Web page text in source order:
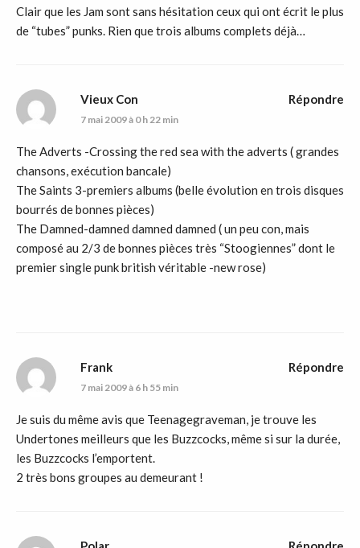
Clair que les Jam sont sans hésitation ceux qui ont écrit le plus
de “tubes” punks. Rien que trois albums complets déjà…
Vieux Con
7 mai 2009 à 0 h 22 min
The Adverts -Crossing the red sea with the adverts ( grandes
chansons, exécution bancale)
The Saints 3-premiers albums (belle évolution en trois disques
bourrés de bonnes pièces)
The Damned-damned damned damned ( un peu con, mais
composé au 2/3 de bonnes pièces très “Stoogiennes” dont le
premier single punk british véritable -new rose)
Répondre
Frank
7 mai 2009 à 6 h 55 min
Je suis du même avis que Teenagegraveman, je trouve les
Undertones meilleurs que les Buzzcocks, même si sur la durée,
les Buzzcocks l’emportent.
2 très bons groupes au demeurant !
Répondre